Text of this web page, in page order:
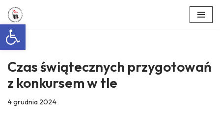
Otwórz pasek narzędzi
Przejdź
do
Czas świątecznych przygotowań
z konkursem w tle
4 grudnia 2024